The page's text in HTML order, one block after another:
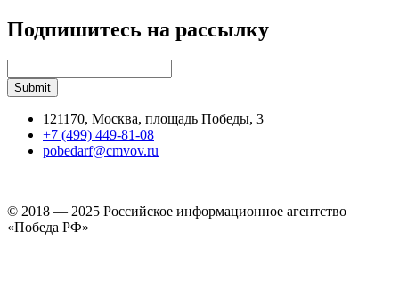
Подпишитесь на рассылку
121170, Москва, площадь Победы, 3
+7 (499) 449-81-08
pobedarf@cmvov.ru
© 2018 — 2025 Российское информационное агентство
«Победа РФ»